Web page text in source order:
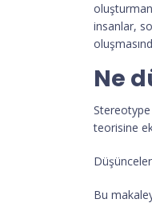
insanlar,
Ne
Stereotype
teorisine
Bu